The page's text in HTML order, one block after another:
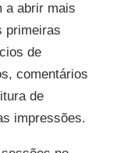
a abrir mais
primeiras
de
comentários
de
impressões.